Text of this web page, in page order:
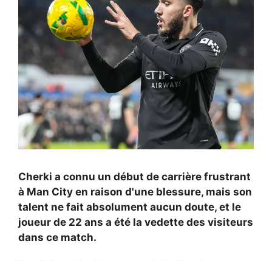
Cherki a connu un début de carrière frustrant
à Man City en raison d'une blessure, mais son
talent ne fait absolument aucun doute, et le
joueur de 22 ans a été la vedette des visiteurs
dans ce match.